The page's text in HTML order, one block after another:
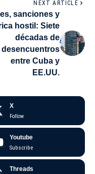
NEXT ARTICLE
sanciones y
hostil: Siete
décadas de
desencuentros
entre Cuba y
EE.UU.
X
Follow
Youtube
Subscribe
Threads